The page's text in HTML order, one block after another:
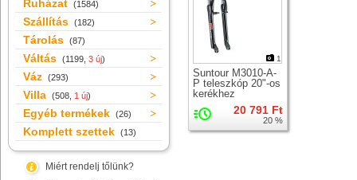
Ruházat (1584)
Szállítás (182)
Tárolás (87)
Váltás (1199, 3 új)
Váz (293)
Villa (508, 1 új)
Egyéb termékek (26)
Komplett szettek (13)
Miért rendelj tőlünk?
1
Suntour M3010-A-
P teleszkóp 20"-os
kerékhez
20 791 Ft
20 %